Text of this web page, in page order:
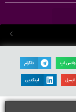
واتس اپ تلگرام
ایمیل لینکدین